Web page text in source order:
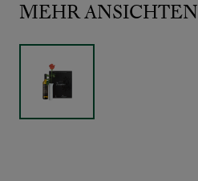
MEHR ANSICHTEN